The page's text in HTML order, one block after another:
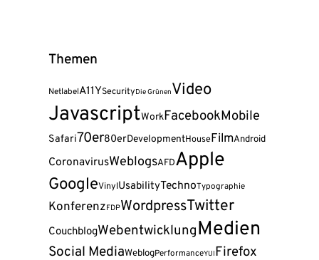
Themen
NetlabelA11YSecurityDie GrünenVideo
JavascriptWorkFacebookMobile
Safari70er80erDevelopmentHouseFilmAndroid
CoronavirusWeblogsAFDApple
GoogleVinylUsabilityTechnoTypographie
KonferenzFDPWordpressTwitter
CouchblogWebentwicklungMedien
Social MediaWeblogPerformanceYUIFirefox